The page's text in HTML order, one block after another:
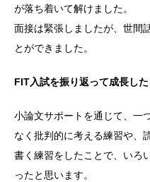
が落ち着いて解けました。
面接は緊張しましたが、世間
とができました。
FIT入試を振り返って成長した
小論文サポートを通じて、一
なく批判的に考える練習や、
書く練習をしたことで、いろ
ったと思います。